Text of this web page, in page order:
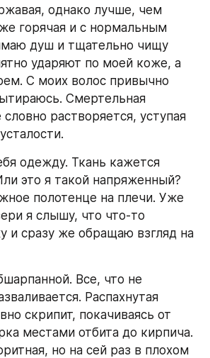
однако лучше, чем
горячая и с нормальным
душ и тщательно чищу
ударяют по моей коже, а
С моих волос привычно
Смертельная
растворяется, уступая
одежду. Ткань кажется
это я такой напряженный?
полотенце на плечи. Уже
я слышу, что что-то
и сразу же обращаю взгляд на
Все, что не
Распахнутая
скрипит, покачиваясь от
местами отбита до кирпича.
но на сей раз в плохом